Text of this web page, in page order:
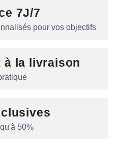
7J/7
pour vos objectifs
à la livraison
50%